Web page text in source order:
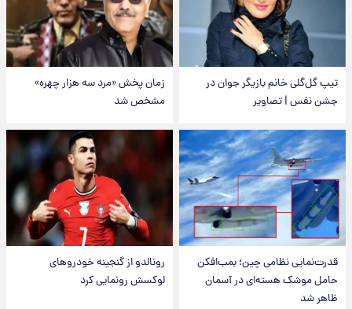
تیپ گل‌گلی خانم بازیگر جوان در
جشن نفس | تصاویر
زمان پخش «مرد سه هزار چهره»
مشخص شد
قدرت‌نمایی نظامی چین؛ بمب‌افکن
حامل موشک هسته‌ای در آسمان
ظاهر شد
رونالدو از گنجینه خودروهای
لوکسش رونمایی کرد